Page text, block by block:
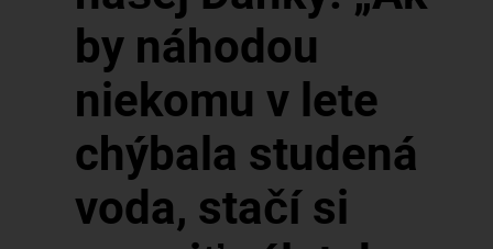
by náhodou
niekomu v lete
chýbala studená
voda, stačí si